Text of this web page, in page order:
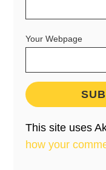
Your Webpage
This site uses
how your